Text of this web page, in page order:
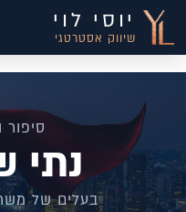
יוסי לוי
שיווק אסטרטגי
נתי
בעלים של